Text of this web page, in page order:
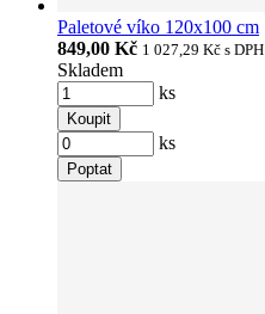
Paletové víko 120x100 cm
849,00 Kč 1 027,29 Kč s DPH
Skladem
ks
Koupit
ks
Poptat